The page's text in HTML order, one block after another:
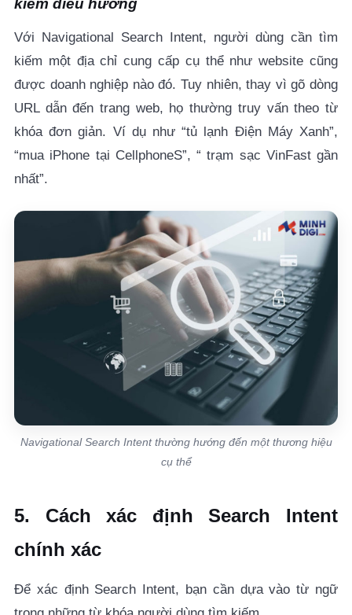
kiếm điều hướng
Với
Navigational Search Intent, người dùng cần tìm
kiếm một địa chỉ cung cấp cụ thể như website cũng
được doanh nghiệp nào đó. Tuy nhiên, thay vì gõ dòng
URL dẫn đến trang web, họ thường truy vấn theo từ
khóa đơn giản. Ví dụ như “tủ lạnh Điện Máy Xanh”,
“mua iPhone tại CellphoneS”, “ trạm sạc VinFast gần
nhất”.
Navigational Search Intent thường hướng đến một thương hiệu
cụ thể
5. Cách xác định Search Intent
chính xác
Để xác định Search Intent, bạn cần dựa vào từ ngữ